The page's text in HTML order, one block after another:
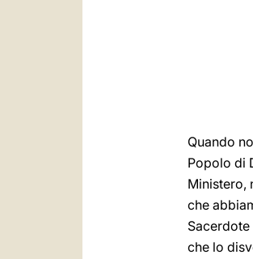
Quando
Popolo di
Ministero,
che
che lo